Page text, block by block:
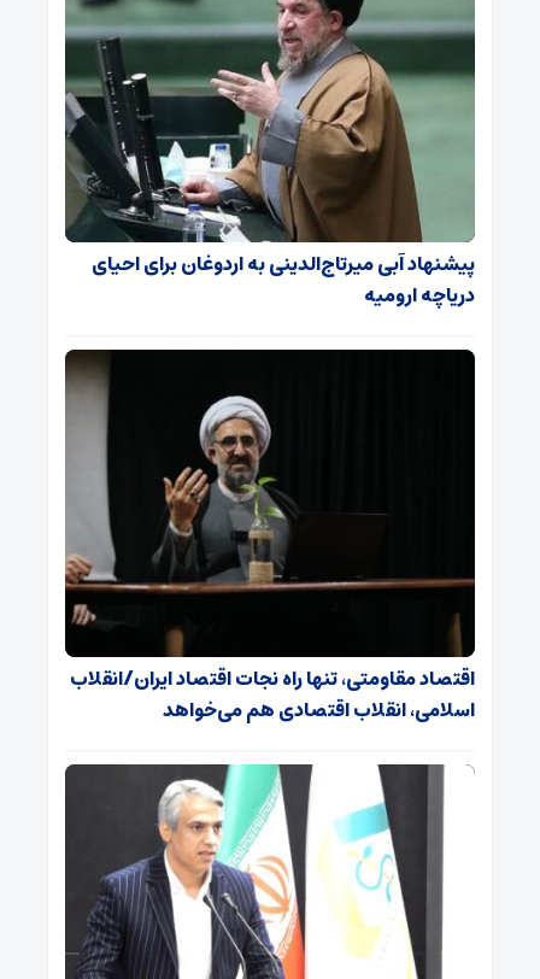
پیشنهاد آبی میرتاج‌الدینی‌ به اردوغان برای احیای
دریاچه ارومیه
اقتصاد مقاومتی، تنها راه نجات اقتصاد ایران/انقلاب
اسلامی، انقلاب اقتصادی هم می‌خواهد